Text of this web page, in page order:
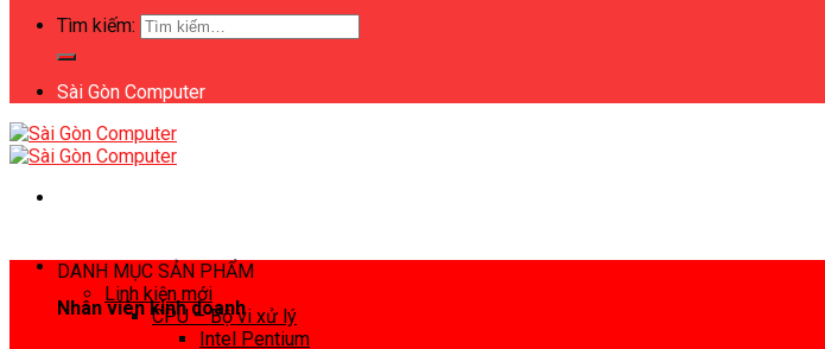
Tìm kiếm:
Sài Gòn Computer
Nhân viên kinh doanh
DANH MỤC SẢN PHẨM
Linh kiện mới
CPU – Bộ vi xử lý
Intel Pentium